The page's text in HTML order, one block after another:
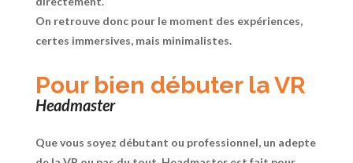
On retrouve donc pour le moment des expériences,
certes immersives, mais minimalistes.
Pour bien débuter la VR
Headmaster
Que vous soyez débutant ou professionnel, un adepte